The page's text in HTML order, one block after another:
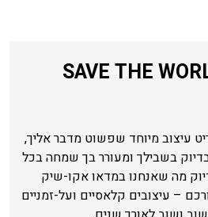
SAVE THE
עיצוב מיוחד שפשוט מדבר אליך,
בשבילך ומעורר בך שמחה בכל
מה שאנחנו במדאו אקו-שיק
– עיצובים קלאסיים ועל-זמניים